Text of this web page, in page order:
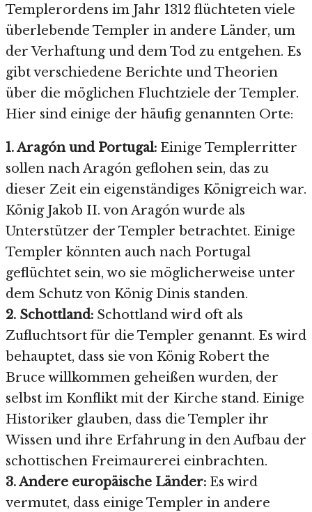
Templerordens im Jahr 1312 flüchteten viele
überlebende Templer in andere Länder, um
der Verhaftung und dem Tod zu entgehen. Es
gibt verschiedene Berichte und Theorien
über die möglichen Fluchtziele der Templer.
Hier sind einige der häufig genannten Orte:
1. Aragón und Portugal: Einige Templerritter
sollen nach Aragón geflohen sein, das zu
dieser Zeit ein eigenständiges Königreich war.
König Jakob II. von Aragón wurde als
Unterstützer der Templer betrachtet. Einige
Templer könnten auch nach Portugal
geflüchtet sein, wo sie möglicherweise unter
dem Schutz von König Dinis standen.
2. Schottland: Schottland wird oft als
Zufluchtsort für die Templer genannt. Es wird
behauptet, dass sie von König Robert the
Bruce willkommen geheißen wurden, der
selbst im Konflikt mit der Kirche stand. Einige
Historiker glauben, dass die Templer ihr
Wissen und ihre Erfahrung in den Aufbau der
schottischen Freimaurerei einbrachten.
3. Andere europäische Länder: Es wird
vermutet, dass einige Templer in andere